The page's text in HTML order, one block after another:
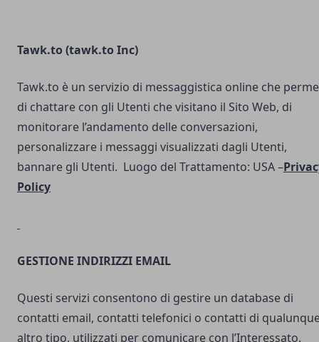
Tawk.to (tawk.to Inc)
Tawk.to è un servizio di messaggistica online che
di chattare con gli Utenti che visitano il Sito Web, di
monitorare l’andamento delle conversazioni,
personalizzare i messaggi visualizzati dagli Utenti,
bannare gli Utenti. Luogo del Trattamento: USA –
Policy
GESTIONE INDIRIZZI EMAIL
Questi servizi consentono di gestire un database di
contatti email, contatti telefonici o contatti di
altro tipo, utilizzati per comunicare con l’Interessato.